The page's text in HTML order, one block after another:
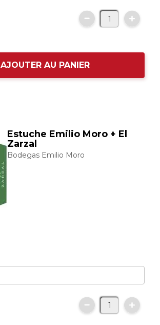
AJOUTER AU PANIER
Estuche Emilio Moro + El
Zarzal
Bodegas Emilio Moro